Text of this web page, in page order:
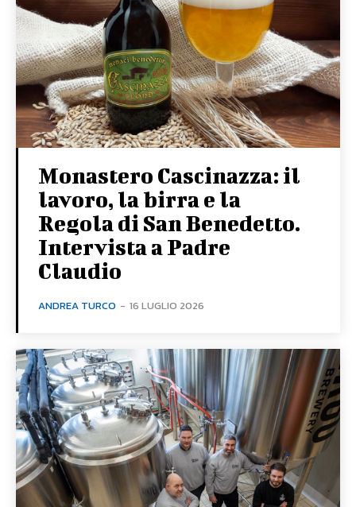
Monastero Cascinazza: il
lavoro, la birra e la
Regola di San Benedetto.
Intervista a Padre
Claudio
ANDREA TURCO - 16 LUGLIO 2026